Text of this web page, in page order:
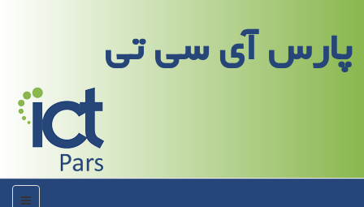
پارس آی سی تی
منو